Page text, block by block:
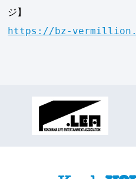
ジ】
https://bz-